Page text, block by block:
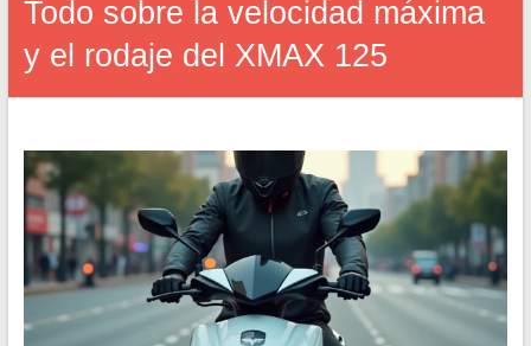
Todo sobre la velocidad máxima
y el rodaje del XMAX 125